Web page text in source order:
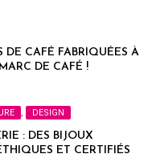
DE CAFÉ FABRIQUÉES À
DE CAFÉ !
, DESIGN
: DES BIJOUX
ET CERTIFIÉS